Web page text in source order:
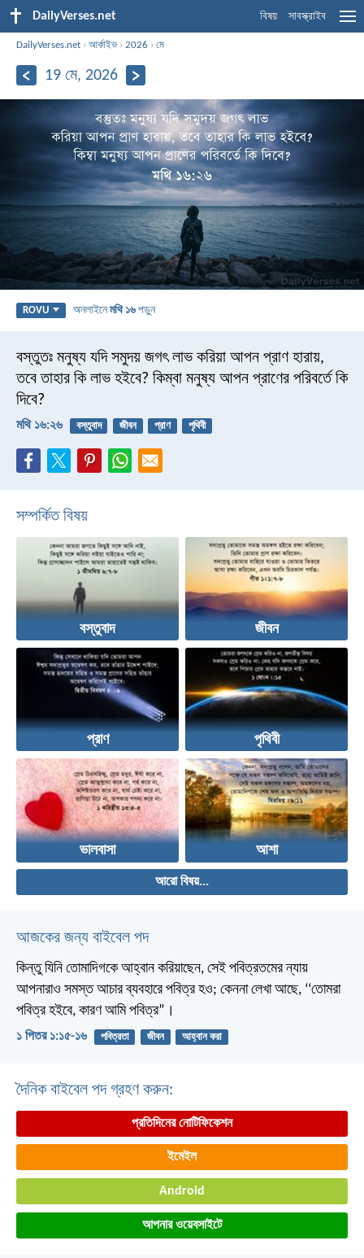
DailyVerses.net বিষয় সাবস্ক্রাইব
DailyVerses.net ›আর্কাইভ›2026 ›মে
19 মে, 2026
ROVU অনলাইনেমথি ১৬ পড়ুন
বস্তুতঃ মনুষ্য যদি সমুদয় জগৎ লাভ করিয়া আপন প্রাণ হারায়,
তবে তাহার কি লাভ হইবে? কিম্বা মনুষ্য আপন প্রাণের পরিবর্তে কি
দিবে?
মথি ১৬:২৬ বস্তুবাদ জীবন প্রাণ পৃথিবী
সম্পর্কিত বিষয়
বস্তুবাদ জীবন
প্রাণ পৃথিবী
ভালবাসা আশা
আরো বিষয়...
আজকের জন্য বাইবেল পদ
কিন্তু যিনি তোমাদিগকে আহ্বান করিয়াছেন, সেই পবিত্রতমের ন্যায়
আপনারাও সমস্ত আচার ব্যবহারে পবিত্র হও; কেননা লেখা আছে, ‘‘তোমরা
পবিত্র হইবে, কারণ আমি পবিত্র”।
১ পিতর ১:১৫-১৬ পবিত্রতা জীবন আহ্বান করা
দৈনিক বাইবেল পদ গ্রহণ করুন:
প্রতিদিনের নোটিফিকেশন
ইমেইল
Android
আপনার ওয়েবসাইটে